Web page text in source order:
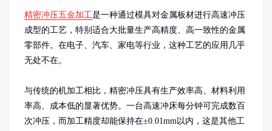
精密冲压五金加工是一种通过模具对金属板材进行高速冲压
成型的工艺，特别适合大批量生产高精度、高一致性的金属
零部件。在电子、汽车、家电等行业，这种工艺的应用几乎
无处不在。
与传统的机加工相比，精密冲压具有生产效率高、材料利用
率高、成本低的显著优势。一台高速冲床每分钟可完成数百
次冲压，而加工精度却能保持在±0.01mm以内，这是其他工